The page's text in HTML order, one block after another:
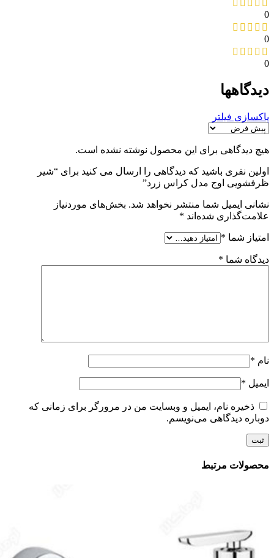
0
0
0
دیدگاهها
پاکسازی فیلتر
هیچ دیدگاهی برای این محصول نوشته نشده است.
اولین نفری باشید که دیدگاهی را ارسال می کنید برای “شیر
ظرفشویی اوج مدل کراس زرد”
نشانی ایمیل شما منتشر نخواهد شد. بخش‌های موردنیاز
علامت‌گذاری شده‌اند *
امتیاز شما *
دیدگاه شما *
نام *
ایمیل *
ذخیره نام، ایمیل و وبسایت من در مرورگر برای زمانی که
دوباره دیدگاهی می‌نویسم.
محصولات مرتبط